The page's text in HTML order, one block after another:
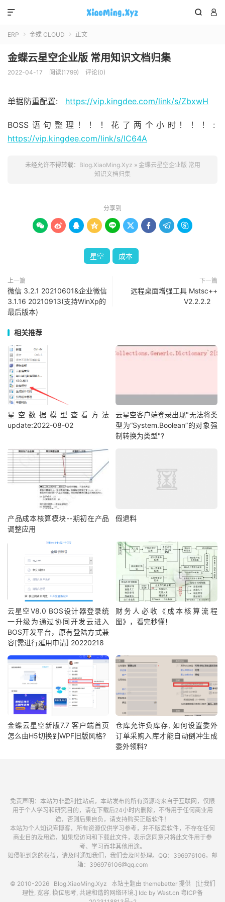
 

ERP  金蝶 CLOUD  正文
金蝶云星空企业版 常用知识文档归集
2022-04-17 阅读(1799) 评论(0)
单据防重配置: https://vip.kingdee.com/link/s/ZbxwH
BOSS语句整理！！！花了两个小时！！！:
https://vip.kingdee.com/link/s/lC64A
未经允许不得转载： Blog.XiaoMing.Xyz » 金蝶云星空企业版 常用
知识文档归集
分享到
        
星空 成本
上一篇
微信 3.2.1 20210601&企业微信
3.1.16 20210913(支持WinXp的
最后版本)
下一篇
远程桌面增强工具 Mstsc++
V2.2.2.2
相关推荐
星空数据模型查看方法
update:2022-08-02
云星空客户端登录出现"无法将类
型为“System.Boolean”的对象强
制转换为类型"?
产品成本核算模块--期初在产品
调整应用
假退料
云星空V8.0 BOS设计器登录统
一升级为通过协同开发云进入
BOS开发平台，原有登陆方式兼
容[需进行延用申请] 20220218
财务人必收《成本核算流程
图》，看完秒懂！
金蝶云星空新版7.7 客户端首页
怎么由H5切换到WPF旧版风格?
仓库允许负库存, 如何设置委外
订单采购入库才能自动倒冲生成
委外领料?
免责声明：本站为非盈利性站点，本站发布的所有资源均来自于互联网，仅限
用于个人学习和研究目的，请在下载后24小时内删除，不得用于任何商业用
途，否则后果自负，请支持购买正版软件！
本站为个人知识库博客，所有资源仅供学习参考，并不贩卖软件，不存在任何
商业目的及用途，如果您访问和下载此文件，表示您同意只将此文件用于参
考、学习而非其他用途。
如侵犯到您的权益，请及时通知我们，我们会及时处理。QQ：396976106，邮
箱：396976106@qq.com
© 2010-2026 Blog.XiaoMing.Xyz 本站主题由 themebetter提供 [让我们
理性, 宽容, 换位思考, 共建和谐的网络环境.] Idc by West.cn 粤ICP备